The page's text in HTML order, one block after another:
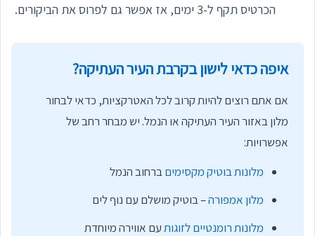
הכרטיס תקף ל-3 ימים, אז אפשר גם לפרוס את הביקורים.
איפה כדאי לישון בקרבת העיר העתיקה?
אם אתם רוצים להיות קרוב לכל האטרקציות, כדאי לבחור
מלון באזור העיר העתיקה או הנמל. יש מבחר רחב של
אפשרויות:
מלונות בוטיק מקסימיםברחוב הנמל
מלון אמפורה– בוטיק מושלם עם נוף לים
מלונות רומנטיים לזוגותעם אווירה מיוחדת